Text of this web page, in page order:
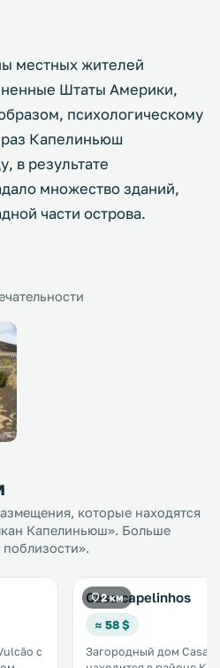
местных жителей
Штаты Америки,
психологическому
Капелиньюш
в результате
множество зданий,
части острова.
которые находятся
Капелиньюш». Больше
с
2 км
Casa capelinhos
≈ 58 $
Загородный дом